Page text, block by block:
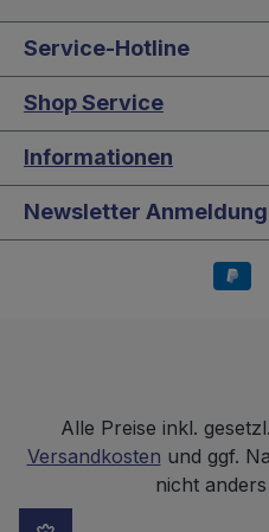
Service-Hotline
Shop Service
Informationen
Newsletter Anmeldung
Alle Preise inkl.
Versandkosten und ggf.
nicht